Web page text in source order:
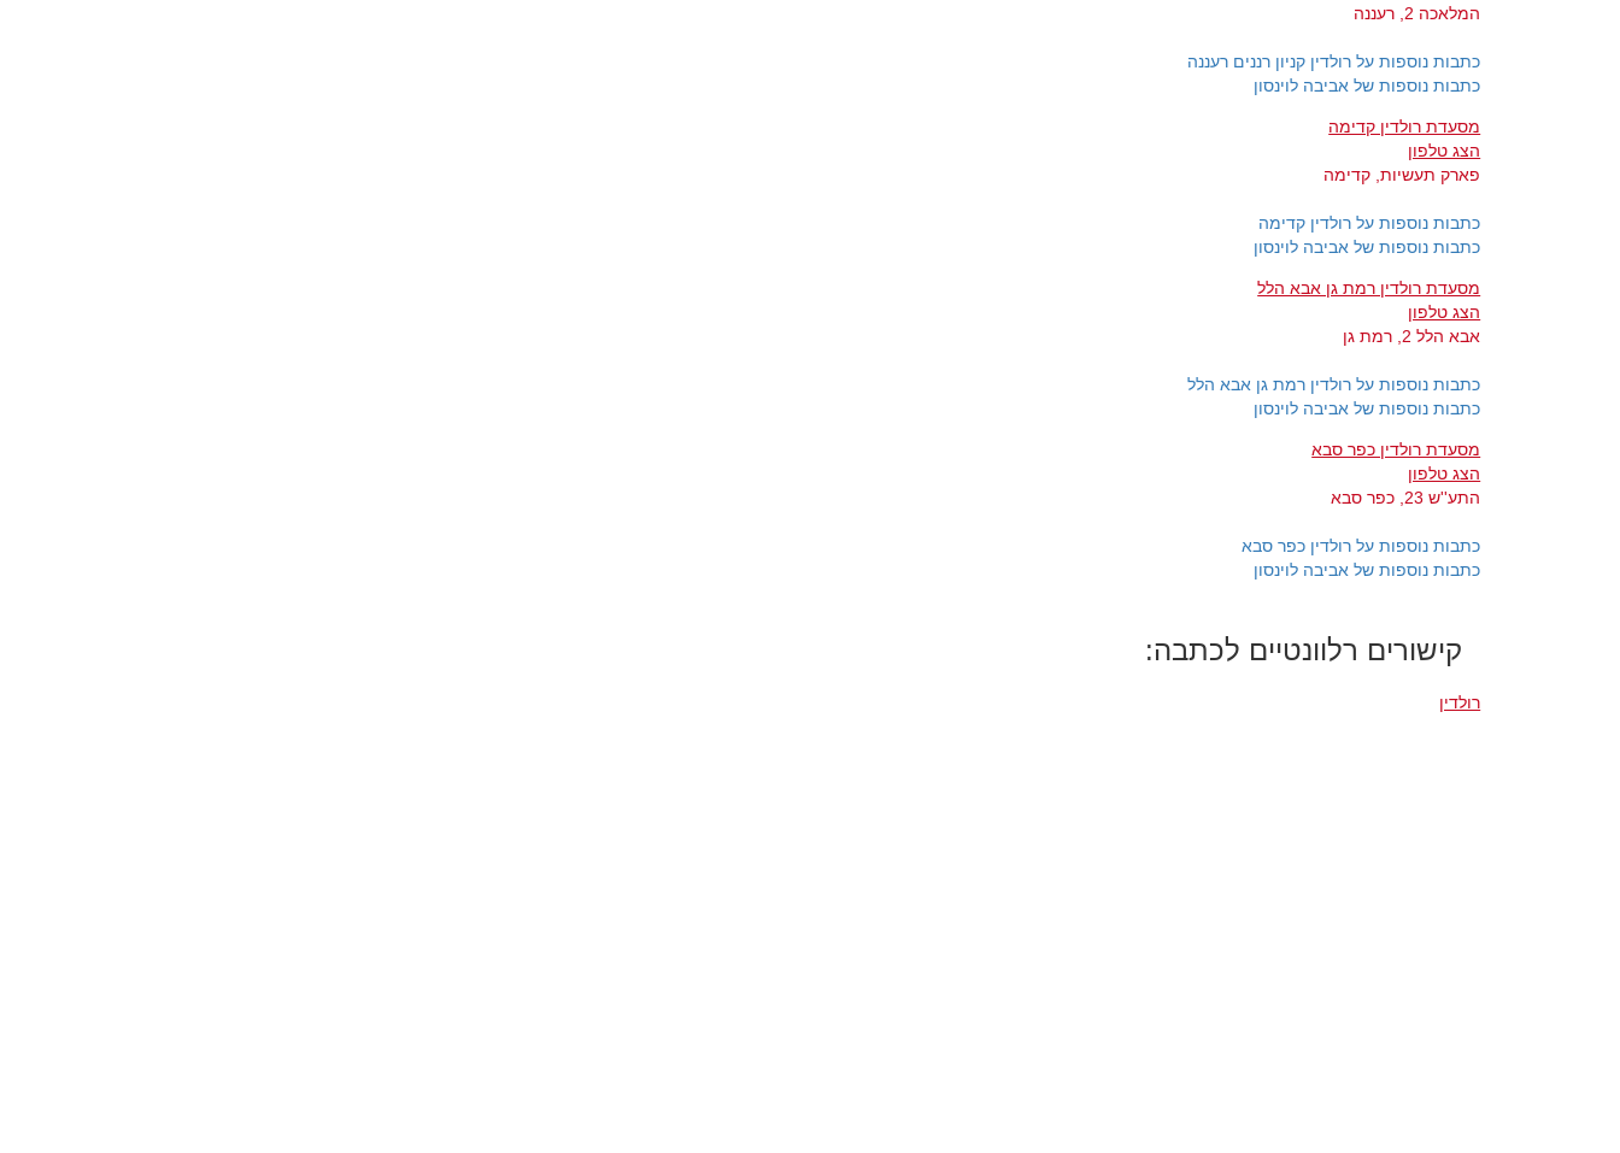
המלאכה 2, רעננה
כתבות נוספות על רולדין קניון רננים רעננה
כתבות נוספות של אביבה לוינסון
מסעדת רולדין קדימה
הצג טלפון
פארק תעשיות, קדימה
כתבות נוספות על רולדין קדימה
כתבות נוספות של אביבה לוינסון
מסעדת רולדין רמת גן אבא הלל
הצג טלפון
אבא הלל 2, רמת גן
כתבות נוספות על רולדין רמת גן אבא הלל
כתבות נוספות של אביבה לוינסון
מסעדת רולדין כפר סבא
הצג טלפון
התע''ש 23, כפר סבא
כתבות נוספות על רולדין כפר סבא
כתבות נוספות של אביבה לוינסון
קישורים רלוונטיים לכתבה:
רולדין